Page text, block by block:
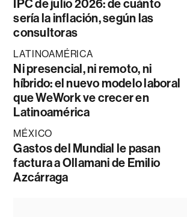
IPC de julio 2026: de cuánto
sería la inflación, según las
consultoras
LATINOAMÉRICA
Ni presencial, ni remoto, ni
híbrido: el nuevo modelo laboral
que WeWork ve crecer en
Latinoamérica
MÉXICO
Gastos del Mundial le pasan
factura a Ollamani de Emilio
Azcárraga